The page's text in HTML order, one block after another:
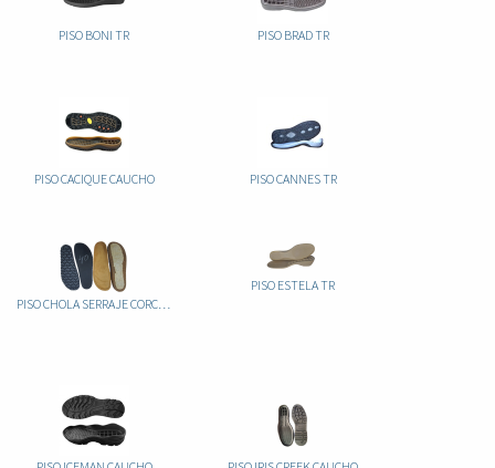
PISO BONI TR PISO BRAD TR
PISO CACIQUE CAUCHO PISO CANNES TR
PISO ESTELA TR